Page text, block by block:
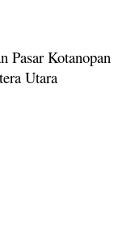
Pasar Kotanopan
Utara